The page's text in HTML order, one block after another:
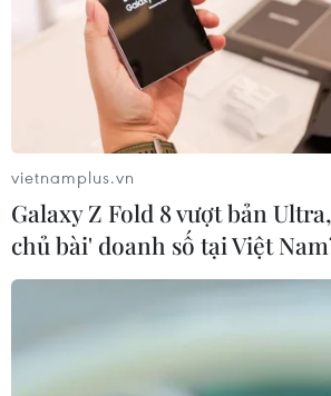
Twitter ra nhiều tính năng
thêm các nhà sáng tạo nội
vietnamplus.vn
Galaxy Z Fold 8 vượt bản
chủ bài' doanh số tại Việt